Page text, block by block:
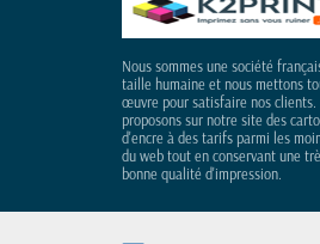
Nous sommes une société
taille humaine et nous mettons
œuvre pour satisfaire nos clients.
proposons sur notre site des
d'encre à des tarifs parmi les
du web tout en conservant une
bonne qualité d'impression.